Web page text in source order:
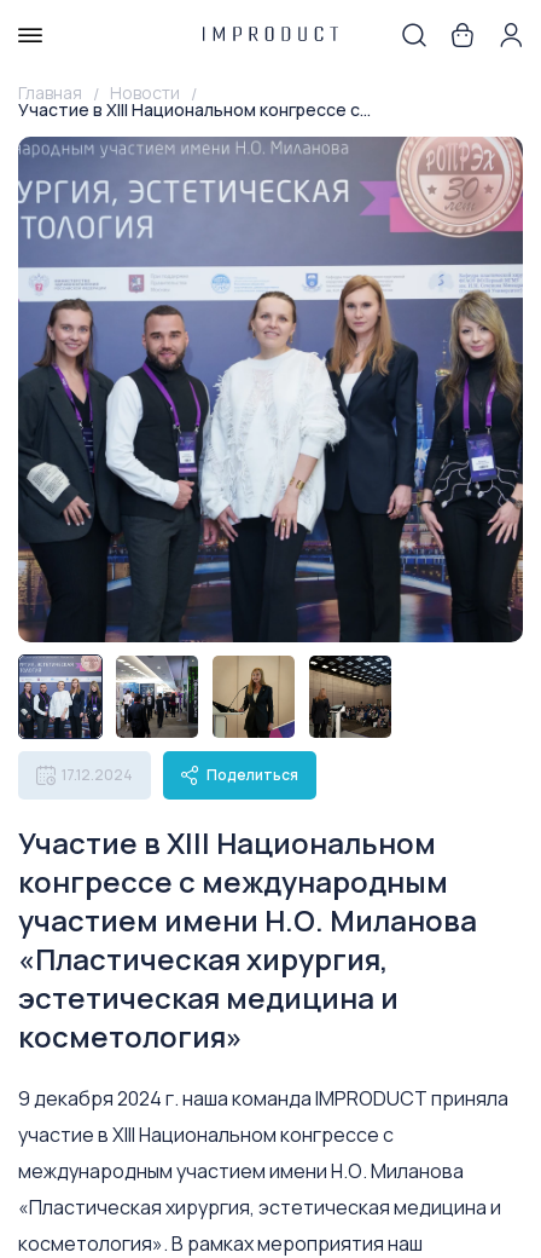
Главная Новости
Участие в XIII Национальном конгрессе с...
17.12.2024 Поделиться
Участие в XIII Национальном
конгрессе с международным
участием имени Н.О. Миланова
«Пластическая хирургия,
эстетическая медицина и
косметология»
9 декабря 2024 г. наша команда IMPRODUCT приняла
участие вXIII Национальном конгрессе с
международным участием имени Н.О. Миланова
«Пластическая хирургия, эстетическая медицина и
косметология». В рамках мероприятия наш